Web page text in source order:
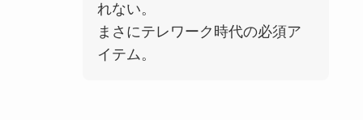
れない。
まさにテレワーク時代の必須ア
イテム。